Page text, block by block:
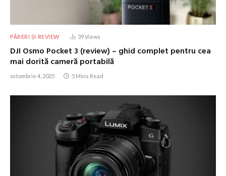
PĂRERI ȘI REVIEW 39Views
DJI Osmo Pocket 3 (review) – ghid complet pentru cea
mai dorită cameră portabilă
octombrie 4, 2025 5 Mins Read